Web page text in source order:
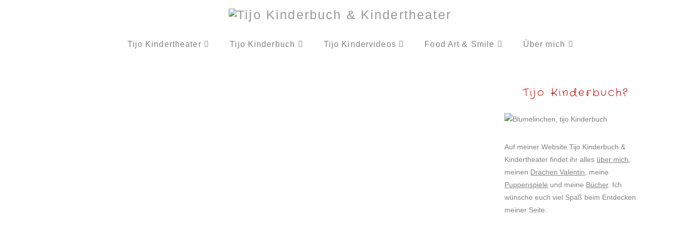
Tijo Kindertheater Tijo Kinderbuch Tijo Kindervideos Food Art & Smile Über mich
Tijo Kinderbuch?
Auf meiner Website Tijo Kinderbuch &
Kindertheater findet ihr alles über mich
meinen Drachen Valentin , meine
Puppenspiele und meine Bücher. Ich
wünsche euch viel Spaß beim Entdecken
meiner Seite.